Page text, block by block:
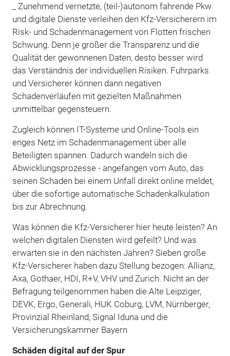
_ Zunehmend vernetzte, (teil-)autonom fahrende Pkw
und digitale Dienste verleihen den Kfz-Versicherern im
Risk- und Schadenmanagement von Flotten frischen
Schwung. Denn je größer die Transparenz und die
Qualität der gewonnenen Daten, desto besser wird
das Verständnis der individuellen Risiken. Fuhrparks
und Versicherer können dann negativen
Schadenverläufen mit gezielten Maßnahmen
unmittelbar gegensteuern.
Zugleich können IT-Systeme und Online-Tools ein
enges Netz im Schadenmanagement über alle
Beteiligten spannen. Dadurch wandeln sich die
Abwicklungsprozesse - angefangen vom Auto, das
seinen Schaden bei einem Unfall direkt online meldet,
über die sofortige automatische Schadenkalkulation
bis zur Abrechnung.
Was können die Kfz-Versicherer hier heute leisten? An
welchen digitalen Diensten wird gefeilt? Und was
erwarten sie in den nächsten Jahren? Sieben große
Kfz-Versicherer haben dazu Stellung bezogen: Allianz,
Axa, Gothaer, HDI, R+V, VHV und Zurich. Nicht an der
Befragung teilgenommen haben die Alte Leipziger,
DEVK, Ergo, Generali, HUK Coburg, LVM, Nürnberger,
Provinzial Rheinland, Signal Iduna und die
Versicherungskammer Bayern
Schäden digital auf der Spur